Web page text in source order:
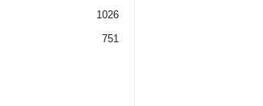
1026
751